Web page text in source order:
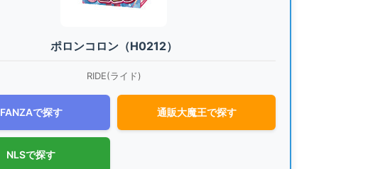
ポロンコロン（H0212）
RIDE(ライド)
FANZAで探す 通販大魔王で探す
NLSで探す